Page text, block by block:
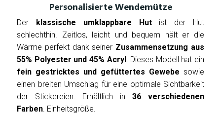
Personalisierte Wendemütze
Der klassische umklappbare Hutist der Hut
schlechthin. Zeitlos, leicht und bequem hält er die
Wärme perfekt dank seiner Zusammensetzung aus
55% Polyester und 45% Acryl . Dieses Modell hat ein
fein gestricktes und gefüttertes Gewebe sowie
einen breiten Umschlag für eine optimale Sichtbarkeit
der Stickereien. Erhältlich in 36 verschiedenen
Farben. Einheitsgröße.